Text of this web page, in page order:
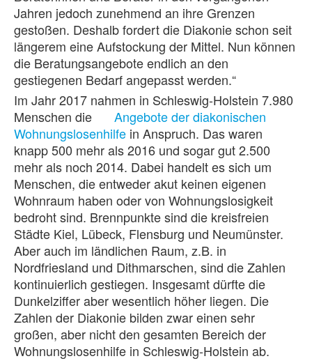
Jahren jedoch zunehmend an ihre Grenzen
gestoßen. Deshalb fordert die Diakonie schon seit
längerem eine Aufstockung der Mittel. Nun können
die Beratungsangebote endlich an den
gestiegenen Bedarf angepasst werden.“
Im Jahr 2017 nahmen in Schleswig-Holstein 7.980
Menschen die
Angebote der diakonischen
Wohnungslosenhilfe in Anspruch. Das waren
knapp 500 mehr als 2016 und sogar gut 2.500
mehr als noch 2014. Dabei handelt es sich um
Menschen, die entweder akut keinen eigenen
Wohnraum haben oder von Wohnungslosigkeit
bedroht sind. Brennpunkte sind die kreisfreien
Städte Kiel, Lübeck, Flensburg und Neumünster.
Aber auch im ländlichen Raum, z.B. in
Nordfriesland und Dithmarschen, sind die Zahlen
kontinuierlich gestiegen. Insgesamt dürfte die
Dunkelziffer aber wesentlich höher liegen. Die
Zahlen der Diakonie bilden zwar einen sehr
großen, aber nicht den gesamten Bereich der
Wohnungslosenhilfe in Schleswig-Holstein ab.